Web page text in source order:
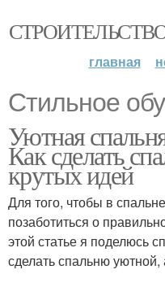
главная
Стильное
Уютная
Как сделать
крутых идей
Для того, чтобы в
позаботиться о
этой статье я поделюсь
сделать спальню уютной,